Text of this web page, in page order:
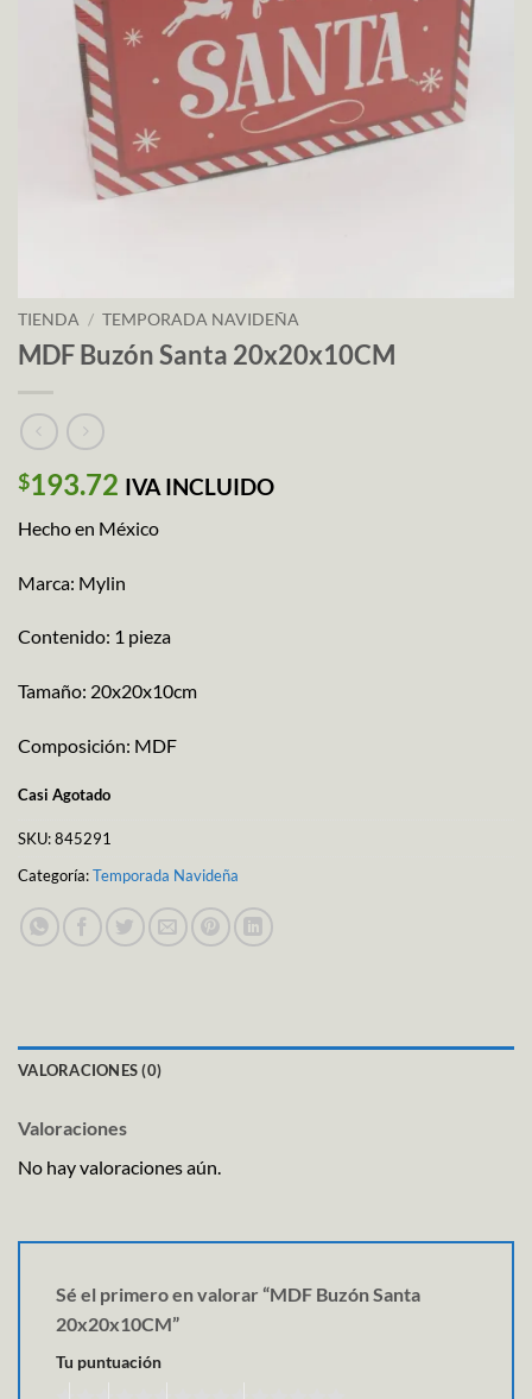
TIENDA / TEMPORADA NAVIDEÑA
MDF Buzón Santa 20x20x10CM
$193.72 IVA INCLUIDO
Hecho en México
Marca: Mylin
Contenido: 1 pieza
Tamaño: 20x20x10cm
Composición: MDF
Casi Agotado
SKU:845291
Categoría:Temporada Navideña
VALORACIONES (0)
Valoraciones
No hay valoraciones aún.
Sé el primero en valorar “MDF Buzón Santa
20x20x10CM”
Tu puntuación